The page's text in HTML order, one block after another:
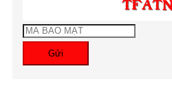
Gửi